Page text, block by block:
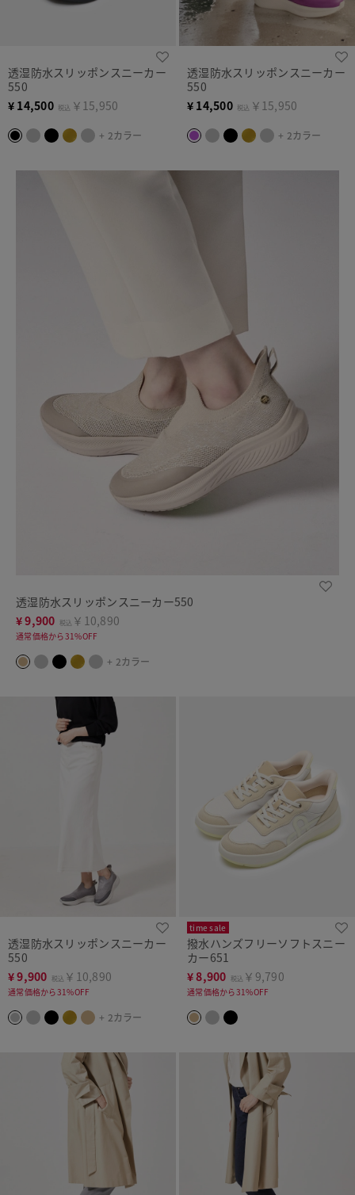
透湿防水スリッポンスニーカー
550
¥ 14,500 税込 ￥15,950
+ 2カラー
透湿防水スリッポンスニーカー
550
¥ 14,500 税込 ￥15,950
+ 2カラー
透湿防水スリッポンスニーカー550
¥9,900 税込 ￥10,890
通常価格から31%OFF
+ 2カラー
透湿防水スリッポンスニーカー
550
¥9,900 税込 ￥10,890
通常価格から31%OFF
+ 2カラー
time sale
撥水ハンズフリーソフトスニー
カー651
¥8,900 税込 ￥9,790
通常価格から31%OFF